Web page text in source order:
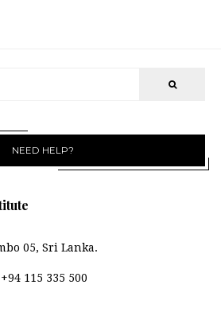
NEED HELP?
05, Sri Lanka.
+94 115 335 500